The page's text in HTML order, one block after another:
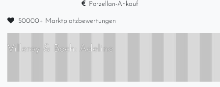
Porzellan-Ankauf
50000+ Marktplatzbewertungen
Villeroy & Boch: Adeline